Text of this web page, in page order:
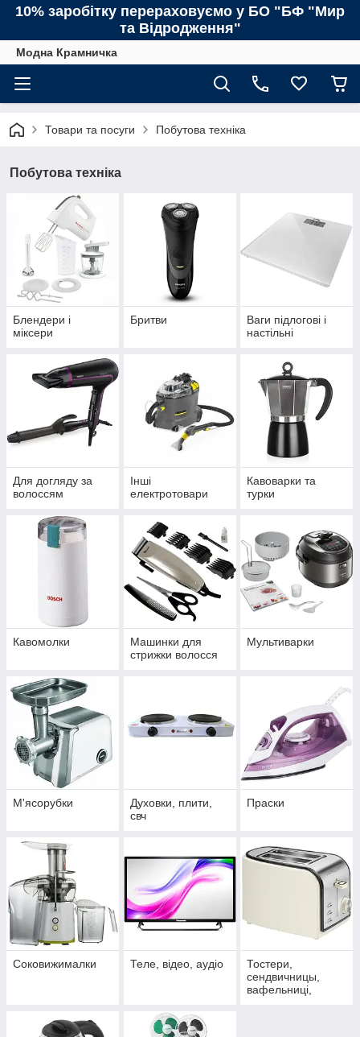
10% заробітку перераховуємо у БО "БФ "Мир
та Відродження"
Модна Крамничка
Товари та посуги Побутова техніка
Побутова техніка
Блендери і
міксери
Бритви
Ваги підлогові і
настільні
Для догляду за
волоссям
Інші
електротовари
Кавоварки та
турки
Кавомолки
Машинки для
стрижки волосся
Мультиварки
М'ясорубки
Духовки, плити,
свч
Праски
Соковижималки Теле, відео, аудіо
Тостери,
сендвичницы,
вафельниці,